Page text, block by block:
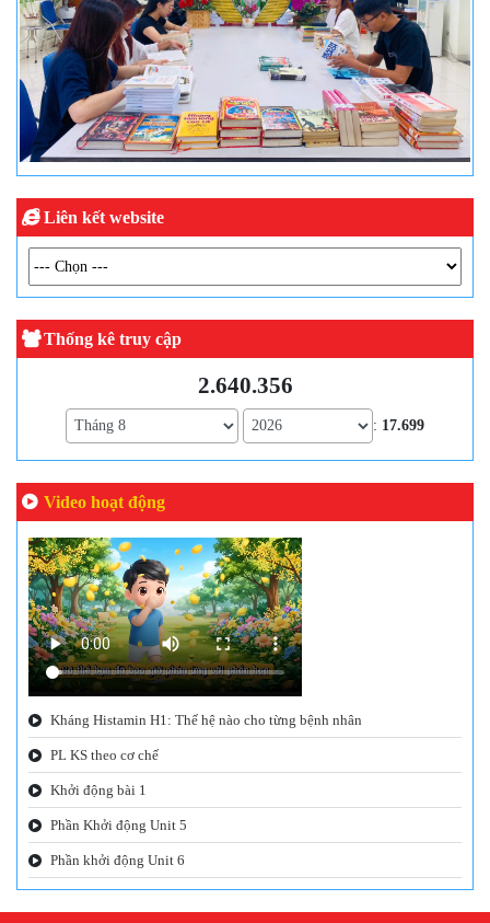
Liên kết website
Thống kê truy cập
2.640.356
: 17.699
Video hoạt động
Kháng Histamin H1: Thế hệ nào cho từng bệnh nhân
PL KS theo cơ chế
Khởi động bài 1
Phần Khởi động Unit 5
Phần khởi động Unit 6